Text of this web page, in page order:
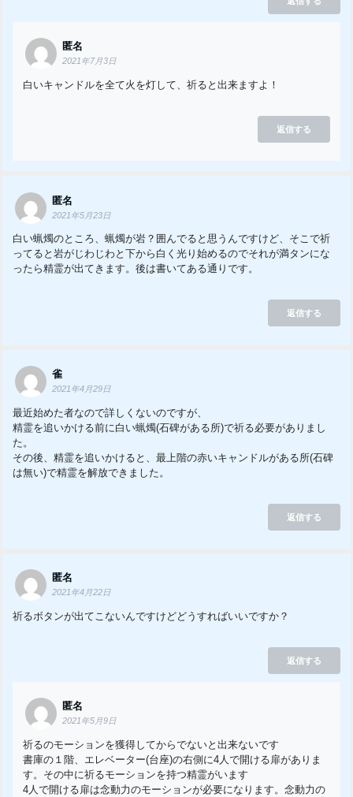
匿名
2021年7月3日
白いキャンドルを全て火を灯して、祈ると出来ますよ！
返信する
匿名
2021年5月23日
白い蝋燭のところ、蝋燭が岩？囲んでると思うんですけど、そこで祈
ってると岩がじわじわと下から白く光り始めるのでそれが満タンにな
ったら精霊が出てきます。後は書いてある通りです。
返信する
雀
2021年4月29日
最近始めた者なので詳しくないのですが、
精霊を追いかける前に白い蝋燭(石碑がある所)で祈る必要がありまし
た。
その後、精霊を追いかけると、最上階の赤いキャンドルがある所(石碑
は無い)で精霊を解放できました。
返信する
匿名
2021年4月22日
祈るボタンが出てこないんですけどどうすればいいですか？
返信する
匿名
2021年5月9日
祈るのモーションを獲得してからでないと出来ないです
書庫の１階、エレベーター(台座)の右側に4人で開ける扉がありま
す。その中に祈るモーションを持つ精霊がいます
4人で開ける扉は念動力のモーションが必要になります。念動力の